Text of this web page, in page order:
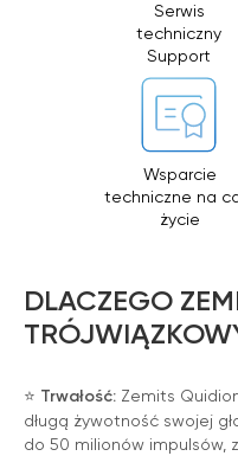
Serwis
techniczny
Support
Wsparcie
techniczne na
życie
DLACZEGO
⭐ Trwałość: Zemits
długą żywotność swojej
do 50 milionów impulsów,
zemits.co.uk
zemits.it
zemits.com